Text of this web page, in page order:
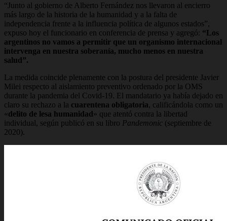
“Junto al gobierno de Alberto Fernández nos llevaron al encierro
más largo de la historia de la humanidad y a la falta de
independencia frente a la influencia política de algunos estados”,
expuso hoy el funcionario en conferencia de prensa y agregó: “Los
argentinos no vamos a permitir que un organismo internacional
intervenga en nuestra soberanía, mucho menos en nuestra
salud”.
La medida coincide plenamente con la postura del presidente Javier
Milei respecto al aislamiento preventivo ordenado por la OMS
durante la pandemia del Covid-19. El mandatario ya había dejado en
claro su rechazo a la cuarentena obligatoria, calificándola como un
«delito de lesa humanidad» que atentó contra la libertad
individual, según publicó en su libro Pandemonic (septiembre de
2020).